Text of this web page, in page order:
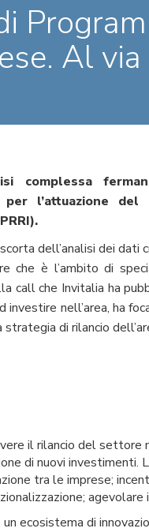
Al
complessa
per l’attuazione
dell’analisi dei
che è l’ambito di
call che Invitalia ha
investire nell’area, ha
di rilancio
il rilancio del settore
di nuovi
tra le imprese;
un ecosistema di